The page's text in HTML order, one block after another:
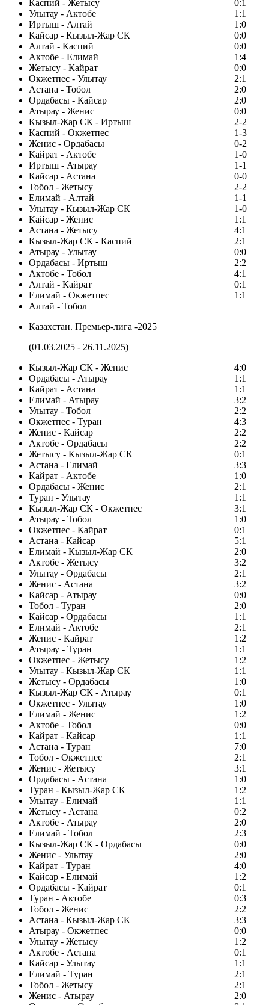
Каспий - Жетысу
0:1
Улытау - Актобе
1:1
Иртыш - Алтай
1:0
Кайсар - Кызыл-Жар СК
0:0
Алтай - Каспий
0:0
Актобе - Елимай
1:4
Жетысу - Кайрат
0:0
Окжетпес - Улытау
2:1
Астана - Тобол
2:0
Ордабасы - Кайсар
2:0
Атырау - Женис
0:0
Кызыл-Жар СК - Иртыш
2-2
Каспий - Окжетпес
1-3
Женис - Ордабасы
0-2
Кайрат - Актобе
1-0
Иртыш - Атырау
1-1
Кайсар - Астана
0-0
Тобол - Жетысу
2-2
Елимай - Алтай
1-1
Улытау - Кызыл-Жар СК
1-0
Кайсар - Женис
1:1
Астана - Жетысу
4:1
Кызыл-Жар СК - Каспий
2:1
Атырау - Улытау
0:0
Ордабасы - Иртыш
2:2
Актобе - Тобол
4:1
Алтай - Кайрат
0:1
Елимай - Окжетпес
1:1
Алтай - Тобол
Казахстан. Премьер-лига -2025
(01.03.2025 - 26.11.2025)
Кызыл-Жар СК - Женис
4:0
Ордабасы - Атырау
1:1
Кайрат - Астана
1:1
Елимай - Атырау
3:2
Улытау - Тобол
2:2
Окжетпес - Туран
4:3
Женис - Кайсар
2:2
Актобе - Ордабасы
2:2
Жетысу - Кызыл-Жар СК
0:1
Астана - Елимай
3:3
Кайрат - Актобе
1:0
Ордабасы - Женис
2:1
Туран - Улытау
1:1
Кызыл-Жар СК - Окжетпес
3:1
Атырау - Тобол
1:0
Окжетпес - Кайрат
0:1
Астана - Кайсар
5:1
Елимай - Кызыл-Жар СК
2:0
Актобе - Жетысу
3:2
Улытау - Ордабасы
2:1
Женис - Астана
3:2
Кайсар - Атырау
0:0
Тобол - Туран
2:0
Кайсар - Ордабасы
1:1
Елимай - Актобе
2:1
Женис - Кайрат
1:2
Атырау - Туран
1:1
Окжетпес - Жетысу
1:2
Улытау - Кызыл-Жар СК
1:1
Жетысу - Ордабасы
1:0
Кызыл-Жар СК - Атырау
0:1
Окжетпес - Улытау
1:0
Елимай - Женис
1:2
Актобе - Тобол
0:0
Кайрат - Кайсар
1:1
Астана - Туран
7:0
Тобол - Окжетпес
2:1
Женис - Жетысу
3:1
Ордабасы - Астана
1:0
Туран - Кызыл-Жар СК
1:2
Улытау - Елимай
1:1
Жетысу - Астана
0:2
Актобе - Атырау
2:0
Елимай - Тобол
2:3
Кызыл-Жар СК - Ордабасы
0:0
Женис - Улытау
2:0
Кайрат - Туран
4:0
Кайсар - Елимай
1:2
Ордабасы - Кайрат
0:1
Туран - Актобе
0:3
Тобол - Женис
2:2
Астана - Кызыл-Жар СК
3:3
Атырау - Окжетпес
0:0
Улытау - Жетысу
1:2
Актобе - Астана
0:1
Кайсар - Улытау
1:1
Елимай - Туран
2:1
Тобол - Жетысу
2:1
Женис - Атырау
2:0